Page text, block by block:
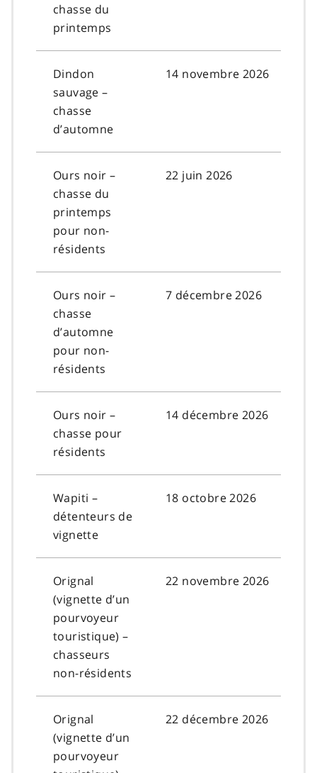
chasse du
printemps
Dindon
sauvage –
chasse
d’automne
14 novembre 2026
Ours noir –
chasse du
printemps
pour non-
résidents
22 juin 2026
Ours noir –
chasse
d’automne
pour non-
résidents
7 décembre 2026
Ours noir –
chasse pour
résidents
14 décembre 2026
Wapiti –
détenteurs de
vignette
18 octobre 2026
Orignal
(vignette d’un
pourvoyeur
touristique) –
chasseurs
non-résidents
22 novembre 2026
Orignal
(vignette d’un
pourvoyeur
22 décembre 2026